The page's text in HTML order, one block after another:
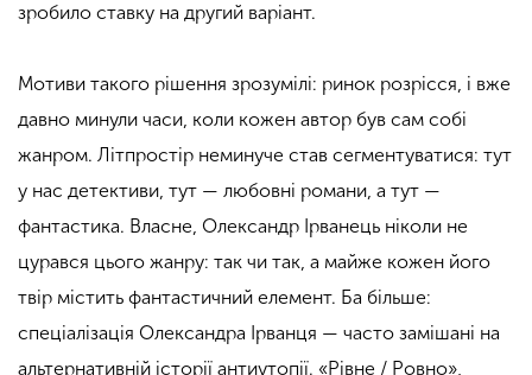
зробило ставку на другий варіант.
Мотиви такого рішення зрозумілі: ринок розрісся, і вже
давно минули часи, коли кожен автор був сам собі
жанром. Літпростір неминуче став сегментуватися: тут
у нас детективи, тут — любовні романи, а тут —
фантастика. Власне, Олександр Ірванець ніколи не
цурався цього жанру: так чи так, а майже кожен його
твір містить фантастичний елемент. Ба більше:
спеціалізація Олександра Ірванця — часто замішані на
альтернативній історії антиутопії. «Рівне / Ровно»,